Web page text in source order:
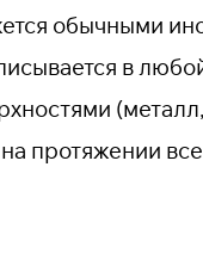
обычными
в
протяжении